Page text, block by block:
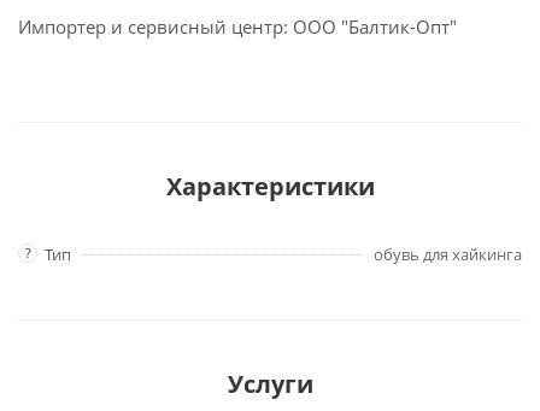
Импортер и сервисный центр: ООО "Балтик-Опт"
Характеристики
? Тип обувь для хайкинга
Услуги